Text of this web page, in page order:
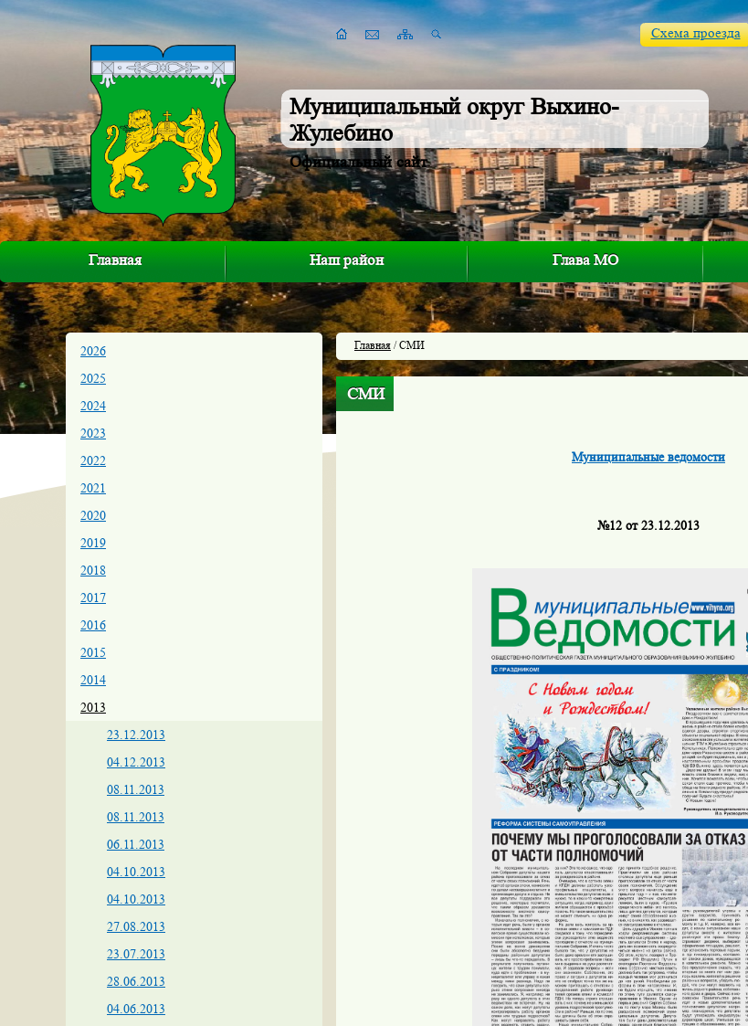
Муниципальный округ Выхино-
Жулебино
Официальный сайт
Схема проезда
Главная Наш район Глава МО
2026
2025
2024
2023
2022
2021
2020
2019
2018
2017
2016
2015
2014
2013
23.12.2013
04.12.2013
08.11.2013
08.11.2013
06.11.2013
04.10.2013
04.10.2013
27.08.2013
23.07.2013
28.06.2013
04.06.2013
Главная / СМИ
СМИ
Муниципальные ведомости
№12 от 23.12.2013